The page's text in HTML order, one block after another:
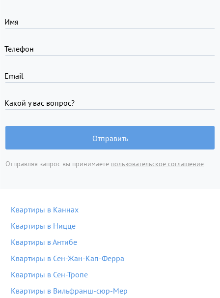
Имя
Телефон
Email
Какой у вас вопрос?
Отправить
Отправляя запрос вы принимаете пользовательское соглашение
Квартиры в Каннах
Квартиры в Ницце
Квартиры в Антибе
Квартиры в Сен-Жан-Кап-Ферра
Квартиры в Сен-Тропе
Квартиры в Вильфранш-сюр-Мер